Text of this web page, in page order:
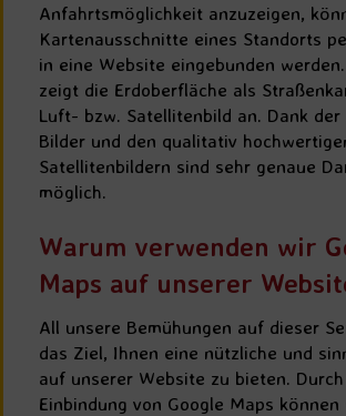
Anfahrtsmöglichkeit anzuzeigen,
Kartenausschnitte eines Standorts
in eine Website eingebunden
zeigt die Erdoberfläche als
Luft- bzw. Satellitenbild an. Dank der
Bilder und den qualitativ
Satellitenbildern sind sehr genaue
möglich.
Warum verwenden wir
Maps auf unserer
All unsere Bemühungen auf dieser
das Ziel, Ihnen eine nützliche und
auf unserer Website zu bieten.
Einbindung von Google Maps